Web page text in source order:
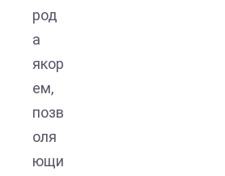
род
а
якор
ем,
позв
оля
ющи